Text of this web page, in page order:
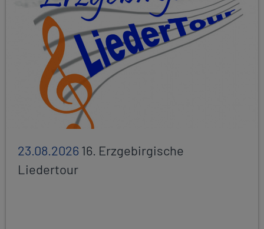
23.08.202616. Erzgebirgische
Liedertour